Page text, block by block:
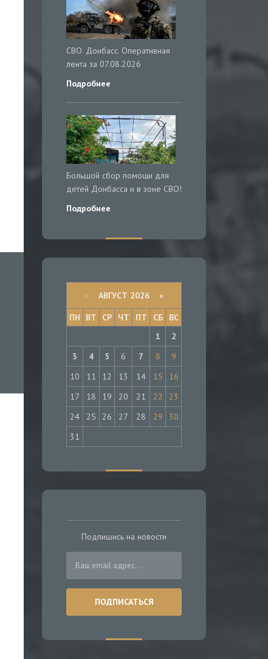
СВО. Донбасс. Оперативная
лента за 07.08.2026
Подробнее
Большой сбор помощи для
детей Донбасса и в зоне СВО!
Подробнее
« АВГУСТ 2026 »
ПН
ВТ СР ЧТ ПТ СБ
ВС
1
2
3
4 5 6 7 8
9
10
11 12 13 14 15
16
17
18 19 20 21 22
23
24
25 26 27 28 29
30
31
Подпишись на новости